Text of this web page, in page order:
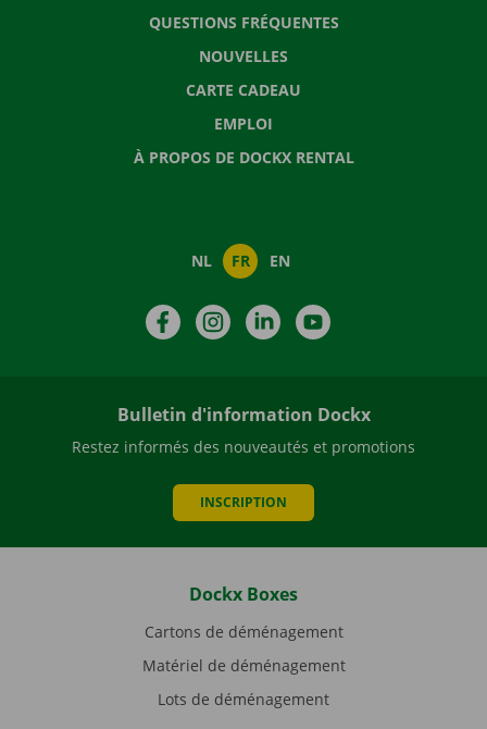
QUESTIONS FRÉQUENTES
NOUVELLES
CARTE CADEAU
EMPLOI
À PROPOS DE DOCKX RENTAL
NL FR EN
FacebookInstagramLinkedIn
Bulletin d'information Dockx
Restez informés des nouveautés et promotions
INSCRIPTION
Dockx Boxes
Cartons de déménagement
Matériel de déménagement
Lots de déménagement